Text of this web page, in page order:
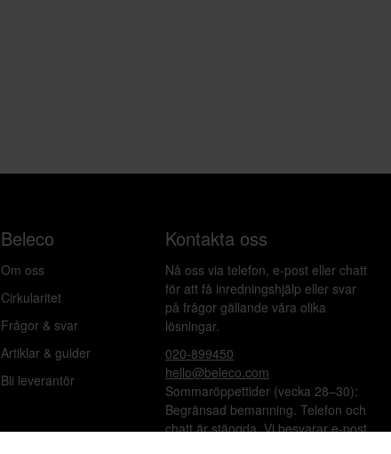
Beleco
Om oss
Cirkularitet
Frågor & svar
Artiklar & guider
Bli leverantör
Kontakta oss
Nå oss via telefon, e-post eller chatt
för att få inredningshjälp eller svar
på frågor gällande våra olika
lösningar.
020-899450
hello@beleco.com
Sommaröppettider (vecka 28–30):
Begränsad bemanning. Telefon och
chatt är stängda. Vi besvarar e-post